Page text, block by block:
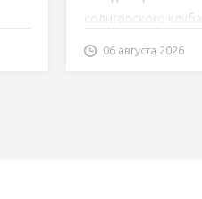
солигорского клуба.
06 августа 2026